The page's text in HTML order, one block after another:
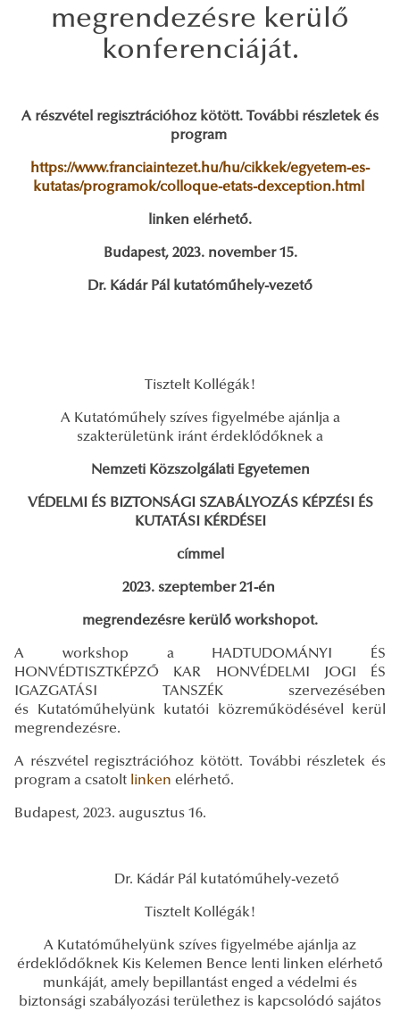
megrendezésre kerülő
konferenciáját.
A részvétel regisztrációhoz kötött. További részletek és
program
https://www.franciaintezet.hu/hu/cikkek/egyetem-es-
kutatas/programok/colloque-etats-dexception.html
linken elérhető.
Budapest, 2023. november 15.
Dr. Kádár Pál kutatóműhely-vezető
Tisztelt Kollégák!
A Kutatóműhely szíves figyelmébe ajánlja a
szakterületünk iránt érdeklődőknek a
Nemzeti Közszolgálati Egyetemen
VÉDELMI ÉS BIZTONSÁGI SZABÁLYOZÁS KÉPZÉSI ÉS
KUTATÁSI KÉRDÉSEI
címmel
2023. szeptember 21-én
megrendezésre kerülő workshopot.
A workshop a HADTUDOMÁNYI ÉS
HONVÉDTISZTKÉPZŐ KAR HONVÉDELMI JOGI ÉS
IGAZGATÁSI TANSZÉK szervezésében
és Kutatóműhelyünk kutatói közreműködésével kerül
megrendezésre.
A részvétel regisztrációhoz kötött. További részletek és
program a csatolt linken elérhető.
Budapest, 2023. augusztus 16.
Dr. Kádár Pál kutatóműhely-vezető
Tisztelt Kollégák!
A Kutatóműhelyünk szíves figyelmébe ajánlja az
érdeklődőknek Kis Kelemen Bence lenti linken elérhető
munkáját, amely bepillantást enged a védelmi és
biztonsági szabályozási területhez is kapcsolódó sajátos